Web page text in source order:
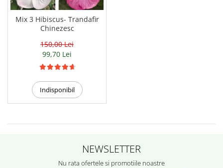
Muscate
Panselute
Semiumbra sau umbra
Soare sau semiumbra
Trandafir Chinezesc
Mix 3 Hibiscus- Trandafir
Chinezesc
150,00 Lei
99,70 Lei
Indisponibil
NEWSLETTER
Nu rata ofertele si promotiile noastre